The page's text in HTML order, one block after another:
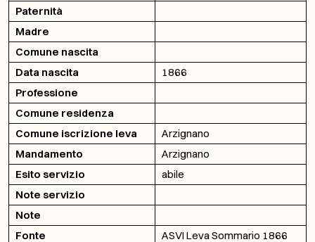
Paternità
Madre
Comune nascita
Data nascita
1866
Professione
Comune residenza
Comune iscrizione leva
Arzignano
Mandamento
Arzignano
Esito servizio
abile
Note servizio
Note
Fonte
ASVI Leva Sommario 1866